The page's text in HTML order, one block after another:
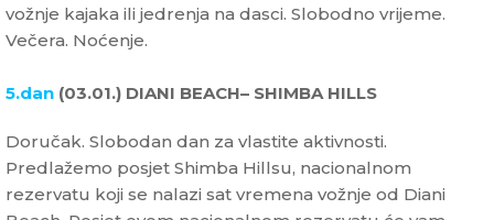
vožnje kajaka ili jedrenja na dasci. Slobodno vrijeme.
Večera. Noćenje.
5.dan (03.01.) DIANI BEACH– SHIMBA HILLS
Doručak. Slobodan dan za vlastite aktivnosti.
Predlažemo posjet Shimba Hillsu, nacionalnom
rezervatu koji se nalazi sat vremena vožnje od Diani